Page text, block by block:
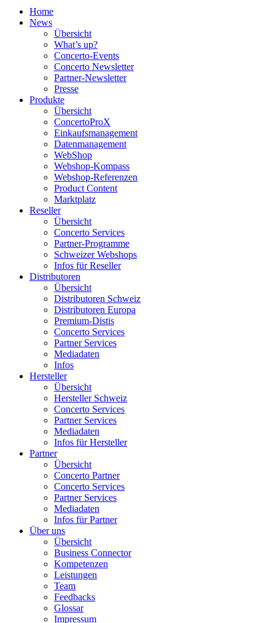
Home
News
Übersicht
What’s up?
Concerto-Events
Concerto Newsletter
Partner-Newsletter
Presse
Produkte
Übersicht
ConcertoProX
Einkaufsmanagement
Datenmanagement
WebShop
Webshop-Kompass
Webshop-Referenzen
Product Content
Marktplatz
Reseller
Übersicht
Concerto Services
Partner-Programme
Schweizer Webshops
Infos für Reseller
Distributoren
Übersicht
Distributoren Schweiz
Distributoren Europa
Premium-Distis
Concerto Services
Partner Services
Mediadaten
Infos
Hersteller
Übersicht
Hersteller Schweiz
Concerto Services
Partner Services
Mediadaten
Infos für Hersteller
Partner
Übersicht
Concerto Partner
Concerto Services
Partner Services
Mediadaten
Infos für Partner
Über uns
Übersicht
Business Connector
Kompetenzen
Leistungen
Team
Feedbacks
Glossar
Impressum